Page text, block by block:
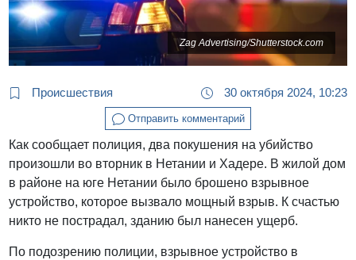
Zag Advertising/Shutterstock.com
Происшествия 30 октября 2024, 10:23
Отправить комментарий
Как сообщает полиция, два покушения на убийство
произошли во вторник в Нетании и Хадере. В жилой дом
в районе на юге Нетании было брошено взрывное
устройство, которое вызвало мощный взрыв. К счастью
никто не пострадал, зданию был нанесен ущерб.
По подозрению полиции, взрывное устройство в